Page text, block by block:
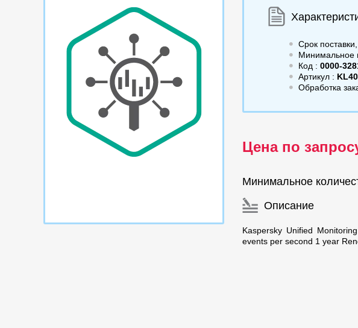
Срок
Минимальное
Код : 0000-
Артикул :
Обработка
Цена по
Минимальное
Описание
Kaspersky Unified
events per second 1 year